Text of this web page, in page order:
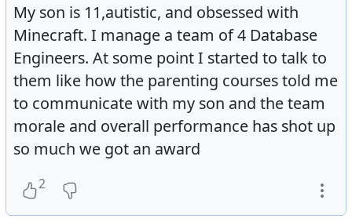
My son is 11,autistic, and obsessed with
Minecraft. I manage a team of 4 Database
Engineers. At some point I started to talk to
them like how the parenting courses told me
to communicate with my son and the team
morale and overall performance has shot up
so much we got an award
2